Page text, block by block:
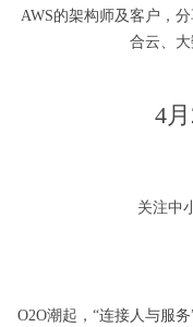
AWS的架构师及客户，
合云、大
4
关注中
O2O潮起，“连接人与服